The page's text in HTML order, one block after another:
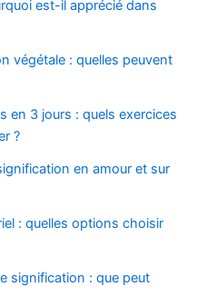
est-il apprécié dans
végétale : quelles peuvent
en 3 jours : quels exercices
?
en amour et sur
: quelles options choisir
signification : que peut